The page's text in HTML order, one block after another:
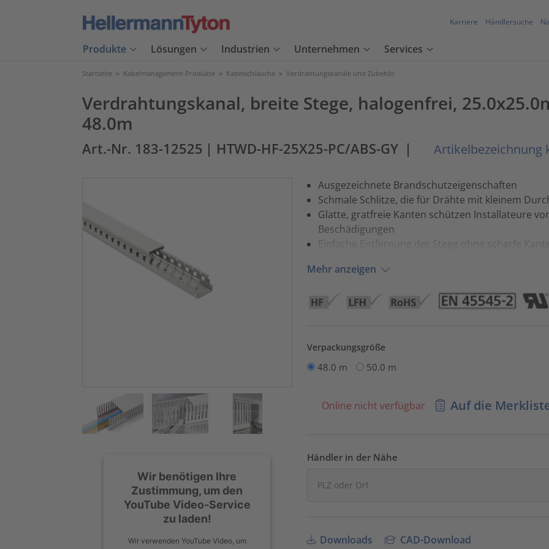
Karriere Händlersuche
Produkte Lösungen Industrien Unternehmen Services
Startseite > Kabelmanagement-Produkte > Kabelschläuche > Verdrahtungskanäle und Zubehör
Verdrahtungskanal, breite Stege, halogenfrei,
48.0m
Art.-Nr. 183-12525 | HTWD-HF-25X25-PC/ABS-GY | Artikelbezeichnung
Wir benötigen Ihre
Zustimmung, um den
YouTube Video-Service
zu laden!
Wir verwenden YouTube Video, um
Ausgezeichnete Brandschutzeigenschaften
Schmale Schlitze, die für Drähte mit kleinem
Glatte, gratfreie Kanten schützen Installateure
Beschädigungen
Einfache Entfernung der Stege ohne scharfe
Mehr anzeigen
Verpackungsgröße
48.0 m 50.0 m
Online nicht verfügbar Auf die
Händler in der Nähe
Downloads CAD-Download